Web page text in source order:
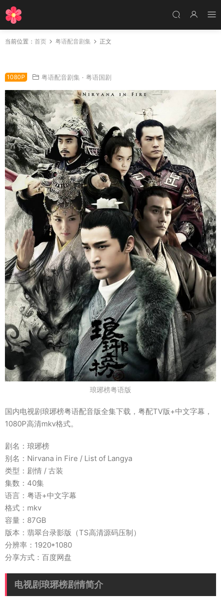
当前位置： 首页 粤语配音剧集 正文
1080P 粤语配音剧集 · 粤语国剧
琅琊榜粤语版
国内电视剧琅琊榜粤语配音版全集下载，粤配TV版+中文字幕，
1080P高清mkv格式。
剧名：琅琊榜
别名：Nirvana in Fire / List of Langya
类型：剧情 / 古装
集数：40集
语言：粤语+中文字幕
格式：mkv
容量：87GB
版本：翡翠台录影版（TS高清源码压制）
分辨率：1920*1080
分享方式：百度网盘
电视剧琅琊榜剧情简介